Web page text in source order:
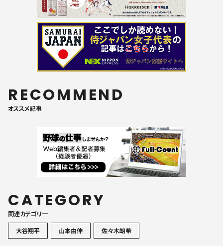
RECOMMEND
オススメ記事
CATEGORY
関連カテゴリ一
大谷翔平
山本由伸 佐々木朗希